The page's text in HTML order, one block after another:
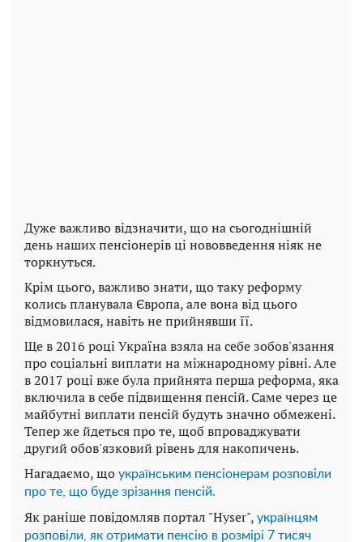
Дуже важливо відзначити, що на сьогоднішній
день наших пенсіонерів ці нововведення ніяк не
торкнуться.
Крім цього, важливо знати, що таку реформу
колись планувала Європа, але вона від цього
відмовилася, навіть не прийнявши її.
Ще в 2016 році Україна взяла на себе зобов'язання
про соціальні виплати на міжнародному рівні. Але
в 2017 році вже була прийнята перша реформа, яка
включила в себе підвищення пенсій. Саме через це
майбутні виплати пенсій будуть значно обмежені.
Тепер же йдеться про те, щоб впроваджувати
другий обов'язковий рівень для накопичень.
Нагадаємо, що українським пенсіонерам розповіли
про те, що буде зрізання пенсій.
Як раніше повідомляв портал "Hyser", українцям
розповіли, як отримати пенсію в розмірі 7 тисяч